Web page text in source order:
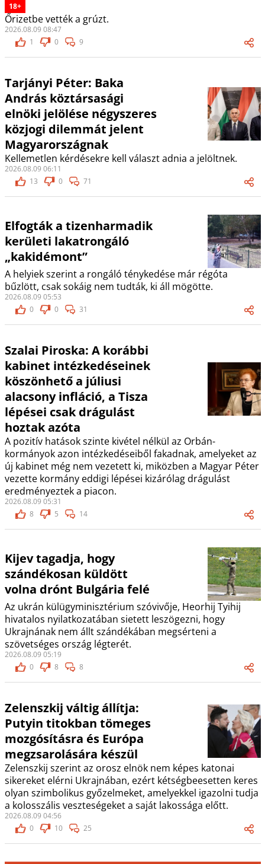
18+
Őrizetbe vették a grúzt.
2026.08.09 08:47
1
0 9
Tarjányi Péter: Baka
András köztársasági
elnöki jelölése négyszeres
közjogi dilemmát jelent
Magyarországnak
Kellemetlen kérdésekre kell választ adnia a jelöltnek.
2026.08.09 06:11
13
0 71
Elfogták a tizenharmadik
kerületi lakatrongáló
„kakidémont”
A helyiek szerint a rongáló ténykedése már régóta
bűzlött, csak sokáig nem tudták, ki áll mögötte.
2026.08.09 05:53
0
0 31
Szalai Piroska: A korábbi
kabinet intézkedéseinek
köszönhető a júliusi
alacsony infláció, a Tisza
lépései csak drágulást
hoztak azóta
A pozitív hatások szinte kivétel nélkül az Orbán-
kormányok azon intézkedéseiből fakadnak, amelyeket az
új kabinet még nem vezetett ki, miközben a Magyar Péter
vezette kormány eddigi lépései kizárólag drágulást
eredményeztek a piacon.
2026.08.09 05:31
8
5 14
Kijev tagadja, hogy
szándékosan küldött
volna drónt Bulgária felé
Az ukrán külügyminisztérium szóvivője, Heorhij Tyihij
hivatalos nyilatkozatában sietett leszögezni, hogy
Ukrajnának nem állt szándékában megsérteni a
szövetséges ország légterét.
2026.08.09 05:19
0
8 8
Zelenszkij váltig állítja:
Putyin titokban tömeges
mozgósításra és Európa
megzsarolására készül
Zelenszkij szerint az orosz elnök nem képes katonai
sikereket elérni Ukrajnában, ezért kétségbeesetten keres
olyan szimbolikus győzelmeket, amelyekkel igazolni tudja
a kolosszális veszteségeket a saját lakossága előtt.
2026.08.09 04:56
0
10 25